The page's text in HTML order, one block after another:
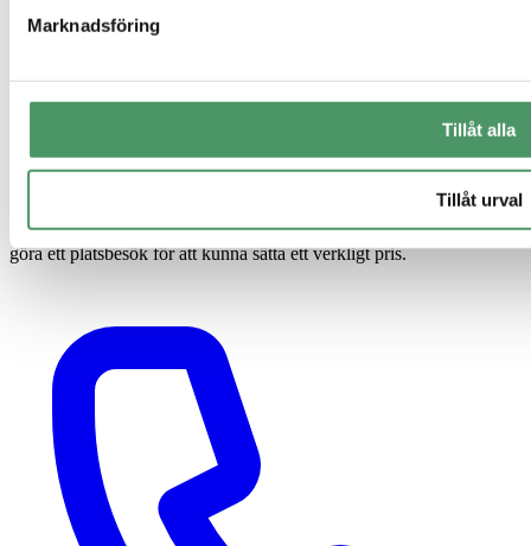
Marknadsföring
Tillåt alla
Tillåt urval
© 2026 Elui AB. Alla priser är inklusive moms om inte annat anges.
Alla prisangivelser är indikativa och avser 1–2 hushåll. Vi behöver
göra ett platsbesök för att kunna sätta ett verkligt pris.